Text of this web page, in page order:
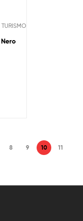
TURISMO
8 9 10
11